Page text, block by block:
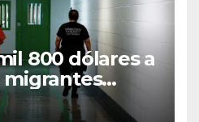
800 dólares a
Unidos;